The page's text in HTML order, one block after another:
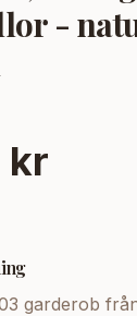
-
kr
garderob